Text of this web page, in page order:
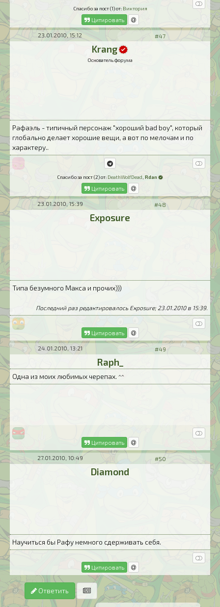
Спасибо за пост (1) от: Виктория
Цитировать
23.01.2010, 15:12 #47
Krang
Основатель форума
Рафаэль - типичный персонаж "хороший bad boy", который
глобально делает хорошие вещи, а вот по мелочам и по
характеру..
Спасибо за пост (2) от: DeathWolfDead, Rdan
Цитировать
23.01.2010, 15:39 #48
Exposure
Типа безумного Макса и прочих)))
Последний раз редактировалось Exposure; 23.01.2010 в 15:39.
Цитировать
24.01.2010, 13:21 #49
Raph_
Одна из моих любимых черепах. ^^
Цитировать
27.01.2010, 10:49 #50
Diamond
Научиться бы Рафу немного сдерживать себя.
Цитировать
Ответить